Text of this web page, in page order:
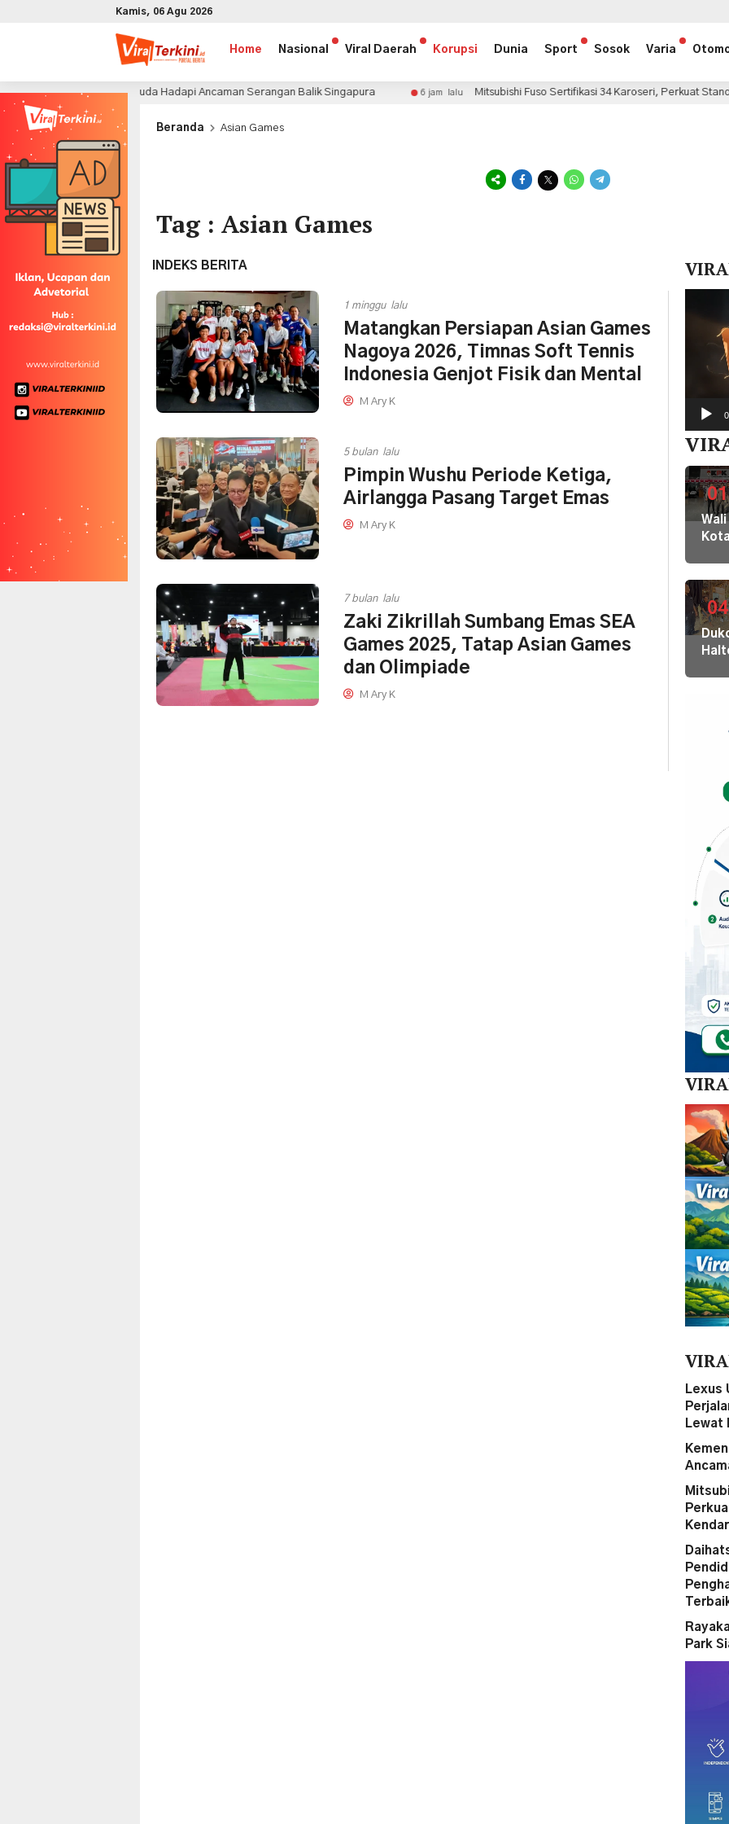
Kamis, 06 Agu 2026
Home Nasional Viral Daerah Korupsi Dunia Sport Sosok Varia
Mati, Garuda Hadapi Ancaman Serangan Balik Singapura 6 jam lalu Mitsubishi Fuso Sertifikasi 34 Karoseri, Perkuat Standar
Beranda Asian Games
Tag : Asian Games
INDEKS BERITA
1 minggu lalu
Matangkan Persiapan Asian Games
Nagoya 2026, Timnas Soft Tennis
Indonesia Genjot Fisik dan Mental
M Ary K
5 bulan lalu
Pimpin Wushu Periode Ketiga,
Airlangga Pasang Target Emas
M Ary K
7 bulan lalu
Zaki Zikrillah Sumbang Emas SEA
Games 2025, Tatap Asian Games
dan Olimpiade
M Ary K
01
Wali
Kota
ke
04
Lexus
Lewat
Park